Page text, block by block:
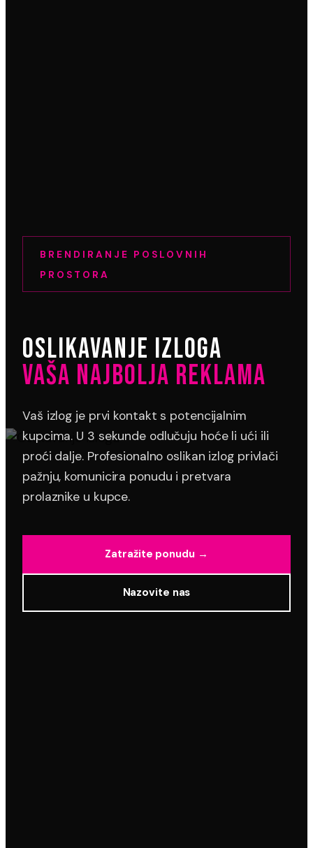
BRENDIRANJE POSLOVNIH
PROSTORA
OSLIKAVANJE IZLOGA
VAŠA NAJBOLJA REKLAMA
Vaš izlog je prvi kontakt s potencijalnim
kupcima. U 3 sekunde odlučuju hoće li ući ili
proći dalje. Profesionalno oslikan izlog privlači
pažnju, komunicira ponudu i pretvara
prolaznike u kupce.
Zatražite ponudu →
Nazovite nas